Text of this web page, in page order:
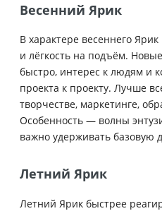
Весенний Ярик
В характере весеннего
и лёгкость на подъём.
быстро, интерес к людям и
проекта к проекту. Лучше
творчестве, маркетинге,
Особенность — волны
важно удерживать базовую
Летний Ярик
Летний Ярик быстрее